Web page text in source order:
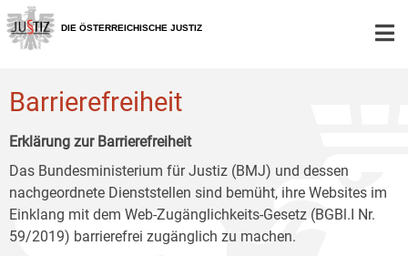
Zur
Hauptnavigation
[1]
Zum
Inhalt
[2]
Zum
Untermenü
[3]
DIE ÖSTERREICHISCHE JUSTIZ
Barrierefreiheit
Erklärung zur Barrierefreiheit
Das Bundesministerium für Justiz (BMJ) und dessen
nachgeordnete Dienststellen sind bemüht, ihre Websites im
Einklang mit dem Web-Zugänglichkeits-Gesetz (BGBl.I Nr.
59/2019) barrierefrei zugänglich zu machen.